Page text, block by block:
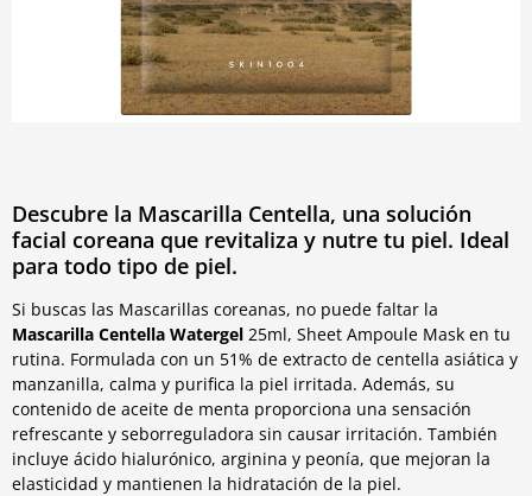
Descubre la Mascarilla Centella, una solución
facial coreana que revitaliza y nutre tu piel. Ideal
para todo tipo de piel.
Si buscas las Mascarillas coreanas, no puede faltar la
Mascarilla Centella Watergel 25ml, Sheet Ampoule Mask en tu
rutina. Formulada con un 51% de extracto de centella asiática y
manzanilla, calma y purifica la piel irritada. Además, su
contenido de aceite de menta proporciona una sensación
refrescante y seborreguladora sin causar irritación. También
incluye ácido hialurónico, arginina y peonía, que mejoran la
elasticidad y mantienen la hidratación de la piel.